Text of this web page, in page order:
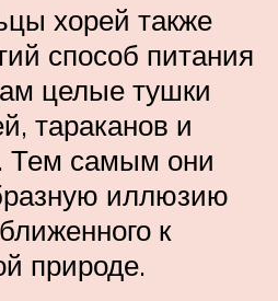
хорей также
способ питания
целые тушки
тараканов и
Тем самым они
иллюзию
к
природе.